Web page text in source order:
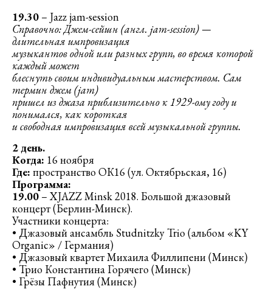
19.30 – Jazz jam-session
Справочно: Джем-сейшн (англ. jam-session) —
длительная импровизация
музыкантов одной или разных групп, во время которой
каждый может
блеснуть своим индивидуальным мастерством. Сам
термин джем (jam)
пришел из джаза приблизительно к 1929-ому году и
понимался, как короткая
и свободная импровизация всей музыкальной группы.
2 день.
Когда: 16 ноября
Где: пространство ОК16 (ул. Октябрьская, 16)
Программа:
19.00 – XJAZZ Minsk 2018. Большой джазовый
концерт (Берлин-Минск).
Участники концерта:
• Джазовый ансамбль Studnitzky Trio (альбом «KY
Organic» / Германия)
• Джазовый квартет Михаила Филлипени (Минск)
• Трио Константина Горячего (Минск)
• Грёзы Пафнутия (Минск)